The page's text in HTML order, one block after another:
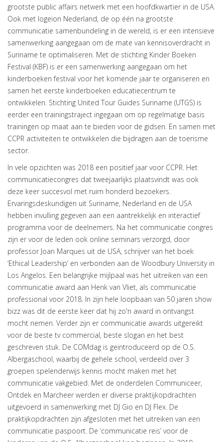
grootste public affairs netwerk met een hoofdkwartier in de USA.
Ook met logeion Nederland, de op één na grootste
communicatie samenbundeling in de wereld, is er een intensieve
samenwerking aangegaan om de mate van kennisoverdracht in
Suriname te optimaliseren. Met de stichting Kinder Boeken
Festival (KBF) is er een samenwerking aangegaan om het
kinderboeken festival voor het komende jaar te organiseren en
samen het eerste kinderboeken educatiecentrum te
ontwikkelen. Stichting United Tour Guides Suriname (UTGS) is
eerder een trainingstraject ingegaan om op regelmatige basis
trainingen op maat aan te bieden voor de gidsen. En samen met
CCPR activiteiten te ontwikkelen die bijdragen aan de toerisme
sector.
In vele opzichten was 2018 een positief jaar voor CCPR. Het
communicatiecongres dat tweejaarlijks plaatsvindt was ook
deze keer succesvol met ruim honderd bezoekers.
Ervaringsdeskundigen uit Suriname, Nederland en de USA
hebben invulling gegeven aan een aantrekkelijk en interactief
programma voor de deelnemers. Na het communicatie congres
zijn er voor de leden ook online seminars verzorgd, door
professor Joan Marques uit de USA, schrijver van het boek
‘Ethical Leadership’ en verbonden aan de Woodbury University in
Los Angelos. Een belangrijke mijlpaal was het uitreiken van een
communicatie award aan Henk van Vliet, als communicatie
professional voor 2018. In zijn hele loopbaan van 50 jaren show
bizz was dit de eerste keer dat hij zo'n award in ontvangst
mocht nemen. Verder zijn er communicatie awards uitgereikt
voor de beste tv commercial, beste slogan en het best
geschreven stuk. De COMdag is geintroduceerd op de O.S.
Albergaschool, waarbij de gehele school, verdeeld over 3
groepen spelenderwijs kennis mocht maken met het
communicatie vakgebied. Met de onderdelen Communiceer,
Ontdek en Marcheer werden er diverse praktijkopdrachten
uitgevoerd in samenwerking met DJ Gio en DJ Flex. De
praktijkopdrachten zijn afgesloten met het uitreiken van een
communicatie paspoort. De ‘communicatie reis’ voor de